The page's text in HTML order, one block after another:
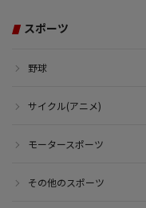
スポーツ
野球
サイクル(アニメ)
モータースポーツ
その他のスポーツ